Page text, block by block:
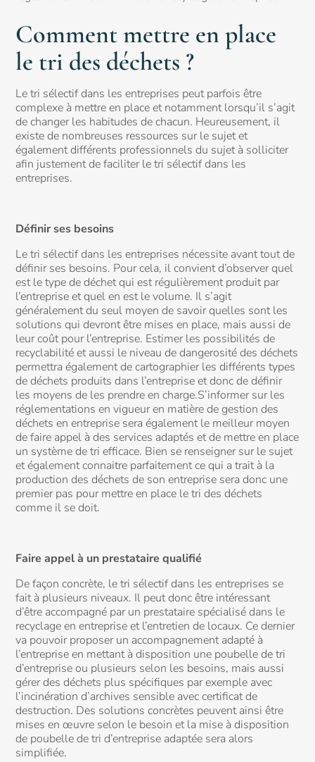
Comment mettre en place
le tri des déchets ?
Le tri sélectif dans les entreprises peut parfois être
complexe à mettre en place et notamment lorsqu’il s’agit
de changer les habitudes de chacun. Heureusement, il
existe de nombreuses ressources sur le sujet et
également différents professionnels du sujet à solliciter
afin justement de faciliter le tri sélectif dans les
entreprises.
Définir ses besoins
Le tri sélectif dans les entreprises nécessite avant tout de
définir ses besoins. Pour cela, il convient d’observer quel
est le type de déchet qui est régulièrement produit par
l’entreprise et quel en est le volume. Il s’agit
généralement du seul moyen de savoir quelles sont les
solutions qui devront être mises en place, mais aussi de
leur coût pour l’entreprise. Estimer les possibilités de
recyclabilité et aussi le niveau de dangerosité des déchets
permettra également de cartographier les différents types
de déchets produits dans l’entreprise et donc de définir
les moyens de les prendre en charge.S’informer sur les
réglementations en vigueur en matière de gestion des
déchets en entreprise sera également le meilleur moyen
de faire appel à des services adaptés et de mettre en place
un système de tri efficace. Bien se renseigner sur le sujet
et également connaitre parfaitement ce qui a trait à la
production des déchets de son entreprise sera donc une
premier pas pour mettre en place le tri des déchets
comme il se doit.
Faire appel à un prestataire qualifié
De façon concrète, le tri sélectif dans les entreprises se
fait à plusieurs niveaux. Il peut donc être intéressant
d’être accompagné par un prestataire spécialisé dans le
recyclage en entreprise et l’entretien de locaux. Ce dernier
va pouvoir proposer un accompagnement adapté à
l’entreprise en mettant à disposition une poubelle de tri
d’entreprise ou plusieurs selon les besoins, mais aussi
gérer des déchets plus spécifiques par exemple avec
l’incinération d’archives sensible avec certificat de
destruction. Des solutions concrètes peuvent ainsi être
mises en œuvre selon le besoin et la mise à disposition
de poubelle de tri d’entreprise adaptée sera alors
simplifiée.